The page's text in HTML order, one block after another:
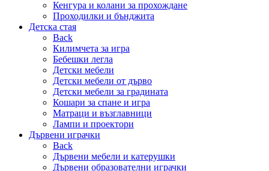
Кенгура и колани за прохождане
Проходилки и бънджита
Детска стая
Back
Килимчета за игра
Бебешки легла
Детски мебели
Детски мебели от дърво
Детски мебели за градината
Кошари за спане и игра
Матраци и възглавници
Лампи и проектори
Дървени играчки
Back
Дървени мебели и катерушки
Дървени образователни играчки